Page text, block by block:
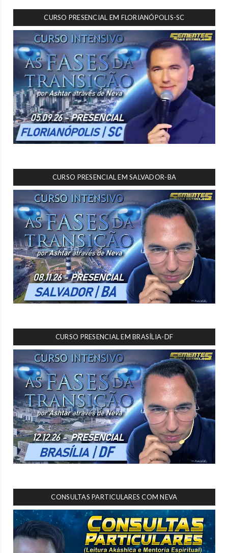
CURSO PRESENCIAL EM FLORIANÓPOLIS-SC
CURSO PRESENCIAL EM SALVADOR-BA
CURSO PRESENCIAL EM BRASÍLIA-DF
CONSULTAS PARTICULARES COM NEVA